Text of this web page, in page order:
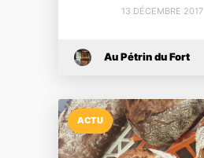
13 DÉCEMBRE 2017
Au Pétrin du Fort
ACTU